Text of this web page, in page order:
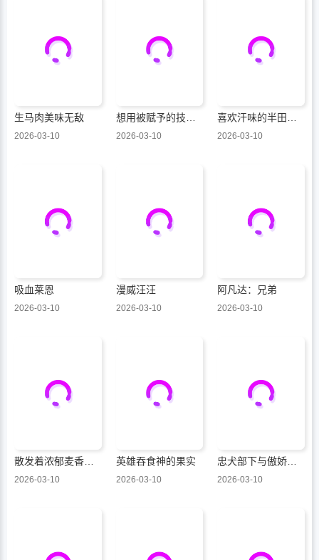
生马肉美味无敌
2026-03-10
想用被赋予的技能挣钱和异国美女们一起嬉戏
2026-03-10
喜欢汗味的半田同学正渴望品鉴
2026-03-10
吸血莱恩
2026-03-10
漫威汪汪
2026-03-10
阿凡达：兄弟
2026-03-10
散发着浓郁麦香的你我
2026-03-10
英雄吞食神的果实
2026-03-10
忠犬部下与傲娇少尉
2026-03-10